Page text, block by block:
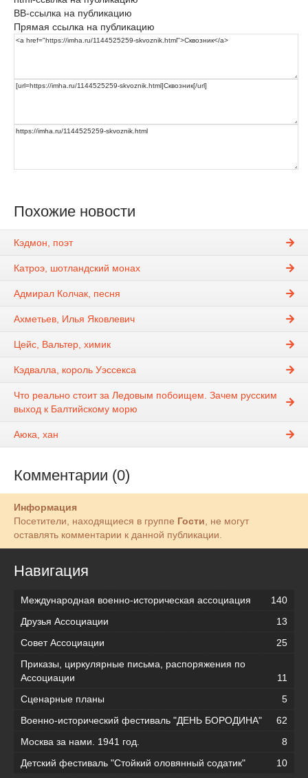
BB-ссылка на публикацию
Прямая ссылка на публикацию
Похожие новости
Кэдмон, поэт
Катроэ, шотландский монах
Адмирал Колчак, песня
Ахметьев, Илья Яковлевич
Цейс, Вальтер, химик
Кэдвалла, король Уэссекса
Что реально стоит за Ледовым побоищем. Зачем русским
выход к Балтийскому морю
Аюка, хан
Комментарии (0)
Информация
Посетители, находящиеся в группе Гости, не могут
оставлять комментарии к данной публикации.
Навигация
Международная военно-историческая ассоциация
140
Друзья Ассоциации
13
Совет Ассоциации
25
Приказы, циркулярные письма, распоряжения по
Ассоциации
11
Сценарные планы
5
Военно-исторический фестиваль "ДЕНЬ БОРОДИНА"
62
Москва за нами. 1941 год.
8
Детский фестиваль "Стойкий оловянный содатик"
10